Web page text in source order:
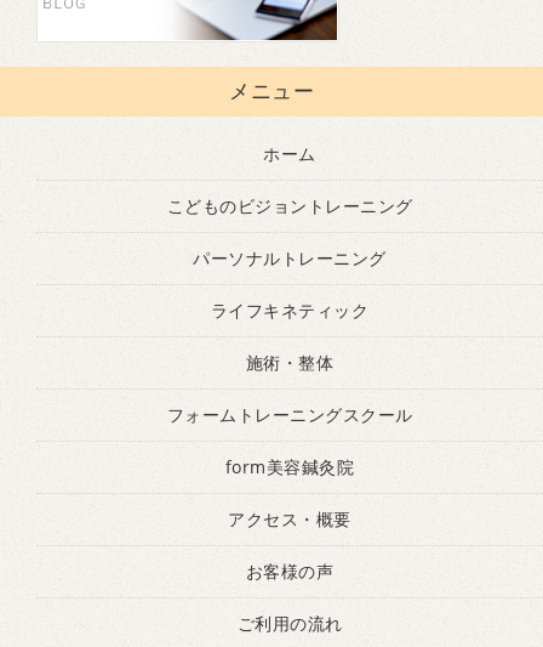
メニュー
ホーム
こどものビジョントレーニング
パーソナルトレーニング
ライフキネティック
施術・整体
フォームトレーニングスクール
form美容鍼灸院
アクセス・概要
お客様の声
ご利用の流れ